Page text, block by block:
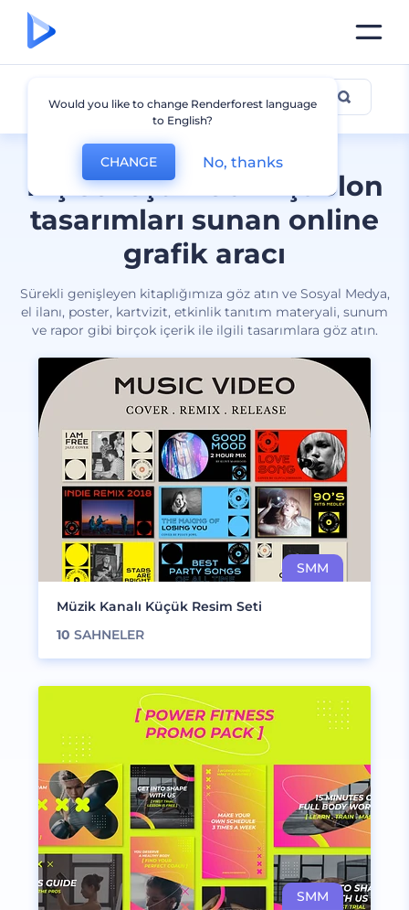
Kişiselleştirilebilir şablon
tasarımları sunan online
grafik aracı
Sürekli genişleyen kitaplığımıza göz atın ve Sosyal Medya,
el ilanı, poster, kartvizit, etkinlik tanıtım materyali, sunum
ve rapor gibi birçok içerik ile ilgili tasarımlara göz atın.
Tüm tasarımlar
Müzik Kanalı Küçük Resim Seti
10 SAHNELER
Would you like to change Renderforest language
to English?
CHANGE No, thanks